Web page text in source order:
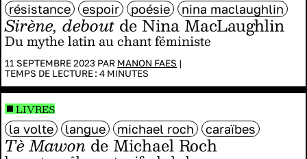
Sirène, deboutde Nina MacLaughlin
Du mythe latin au chant féministe
11 SEPTEMBRE 2023 PAR MANON FAES |
TEMPS DE LECTURE : 4 MINUTES
résistance
espoir poésie nina maclaughlin
Tè Mawonde Michael Roch
la volte langue michael roch caraïbes
LIVRES